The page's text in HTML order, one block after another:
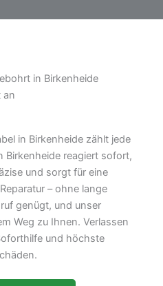
in Birkenheide
an
in Birkenheide zählt jede
Birkenheide reagiert sofort,
und sorgt für eine
– ohne lange
genügt, und unser
Weg zu Ihnen. Verlassen
und höchste